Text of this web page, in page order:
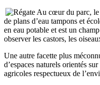
Au cœur du parc, le
de plans d’eau tampons et
en eau potable et est un
observer les castors, les
Une autre facette plus
d’espaces naturels orientés
agricoles respectueux de